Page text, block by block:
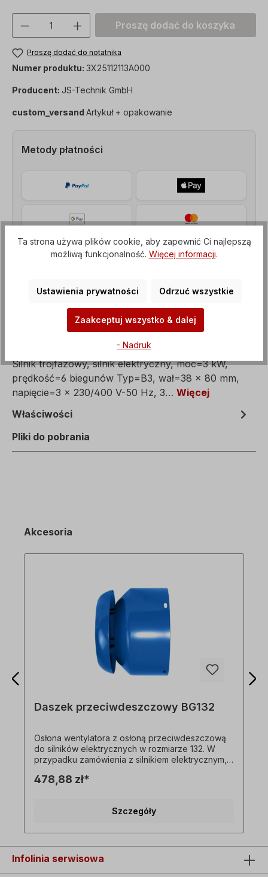
Ilość produktu: Proszę wprowadzić
Proszę dodać do koszyka
Proszę dodać do notatnika
Numer produktu: 3X25112113A000
Producent: JS-Technik GmbH
custom_versand Artykuł + opakowanie
Metody płatności
Silnik trójfazowy, silnik elektryczny, moc=3 kW,
prędkość=6 biegunów Typ=B3, wał=38 x 80 mm,
napięcie=3 x 230/400 V-50 Hz, 3… Więcej
Właściwości
Pliki do pobrania
Akcesoria
Daszek przeciwdeszczowy BG132
Osłona wentylatora z osłoną przeciwdeszczową
do silników elektrycznych w rozmiarze 132. W
przypadku zamówienia z silnikiem elektrycznym,
bezpośrednio na silniku elektrycznym. Wszystkie
478,88 zł*
Szczegóły
Infolinia serwisowa
Ta strona używa plików cookie, aby zapewnić Ci najlepszą
możliwą funkcjonalność. Więcej informacji.
Ustawienia prywatności Odrzuć wszystkie
Zaakceptuj wszystko & dalej
- Nadruk